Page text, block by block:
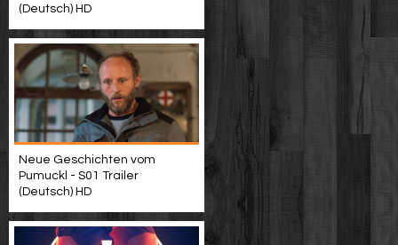
(Deutsch) HD
Neue Geschichten vom
Pumuckl - S01 Trailer
(Deutsch) HD